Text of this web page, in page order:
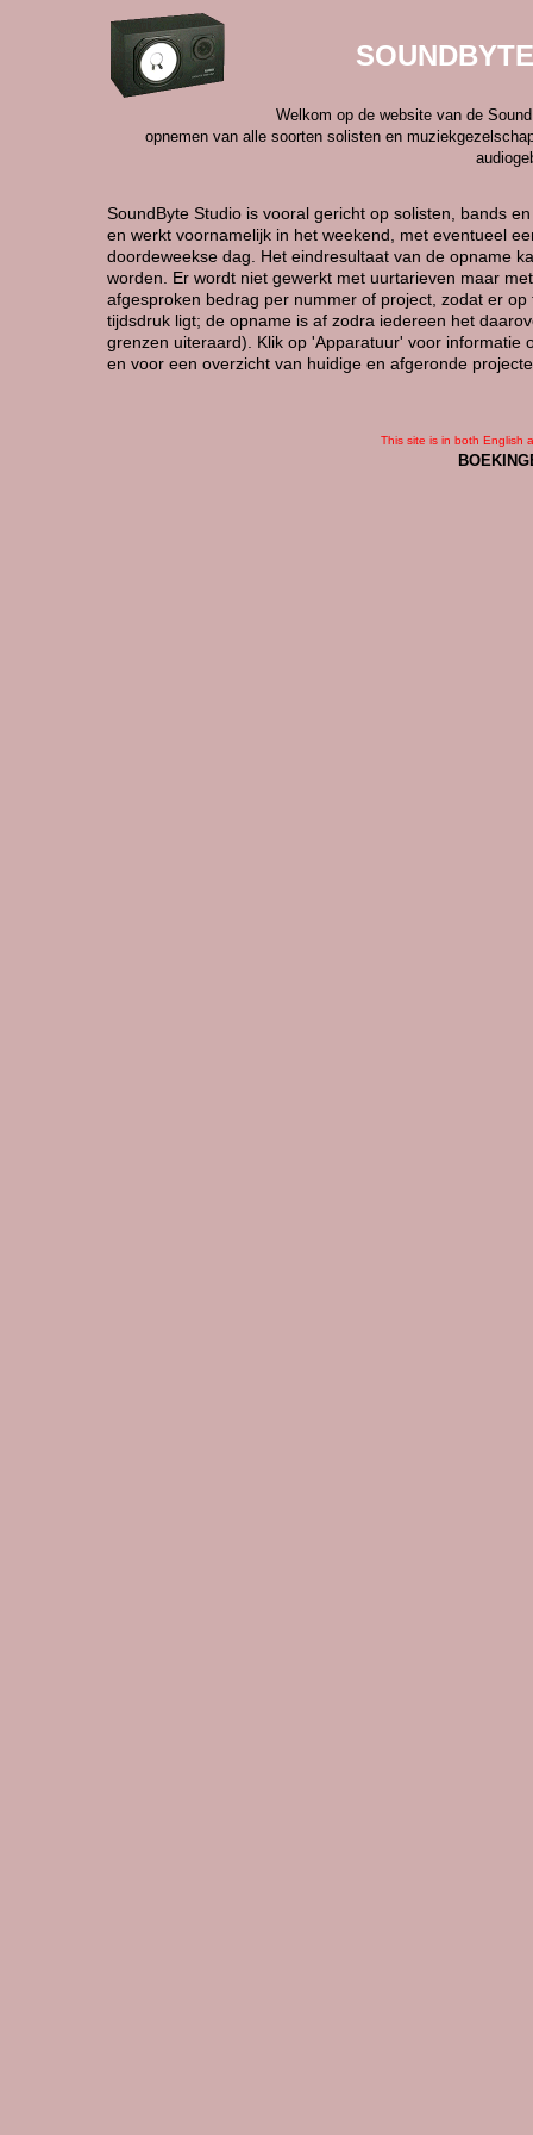
Welkom op de website van de
opnemen van alle soorten solisten en
SoundByte Studio is vooral gericht op solisten, bands
en werkt voornamelijk in het weekend, met eventueel
doordeweekse dag. Het eindresultaat van de opname
worden. Er wordt niet gewerkt met uurtarieven maar
afgesproken bedrag per nummer of project, zodat er
tijdsdruk ligt; de opname is af zodra iedereen het
grenzen uiteraard). Klik op 'Apparatuur' voor informatie
en voor een overzicht van huidige en afgeronde
This site is in both English